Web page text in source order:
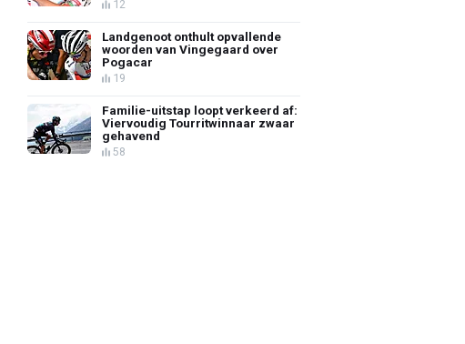
12
Landgenoot onthult opvallende
woorden van Vingegaard over
Pogacar
19
Familie-uitstap loopt verkeerd af:
Viervoudig Tourritwinnaar zwaar
gehavend
58